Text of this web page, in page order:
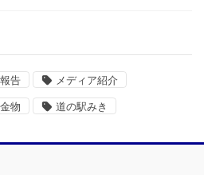
告 メディア紹介
物 道の駅みき